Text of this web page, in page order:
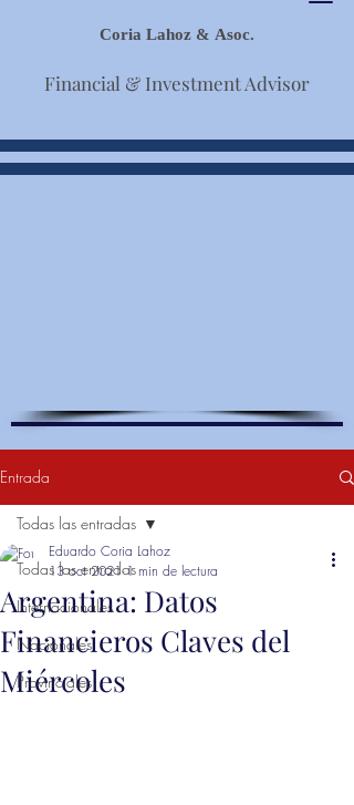
Coria Lahoz & Asoc.
Financial & Investment Advisor
Entrada
Todas las entradas
Internacionales
Nacionales
Provinciales
Todas las entradas
Argentina: Datos
Financieros Claves del
Miércoles
Eduardo Coria Lahoz
13 oct 2021 1 min de lectura